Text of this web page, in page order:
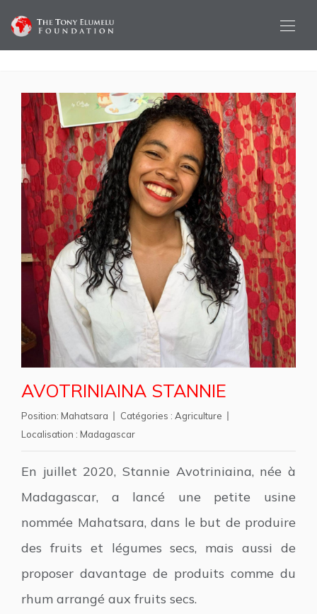
AVOTRINIAINA STANNIE
Position: Mahatsara Catégories : Agriculture
Localisation : Madagascar
En juillet 2020, Stannie Avotriniaina, née à
Madagascar, a lancé une petite usine
nommée Mahatsara, dans le but de produire
des fruits et légumes secs, mais aussi de
proposer davantage de produits comme du
rhum arrangé aux fruits secs.